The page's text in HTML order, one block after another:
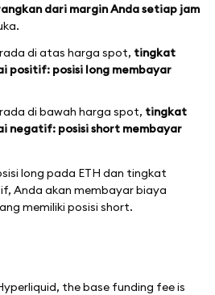
dari margin Anda setiap jam
di atas harga spot, tingkat
positif: posisi long membayar
di bawah harga spot, tingkat
negatif: posisi short membayar
long pada ETH dan tingkat
Anda akan membayar biaya
memiliki posisi short.
the base funding fee is